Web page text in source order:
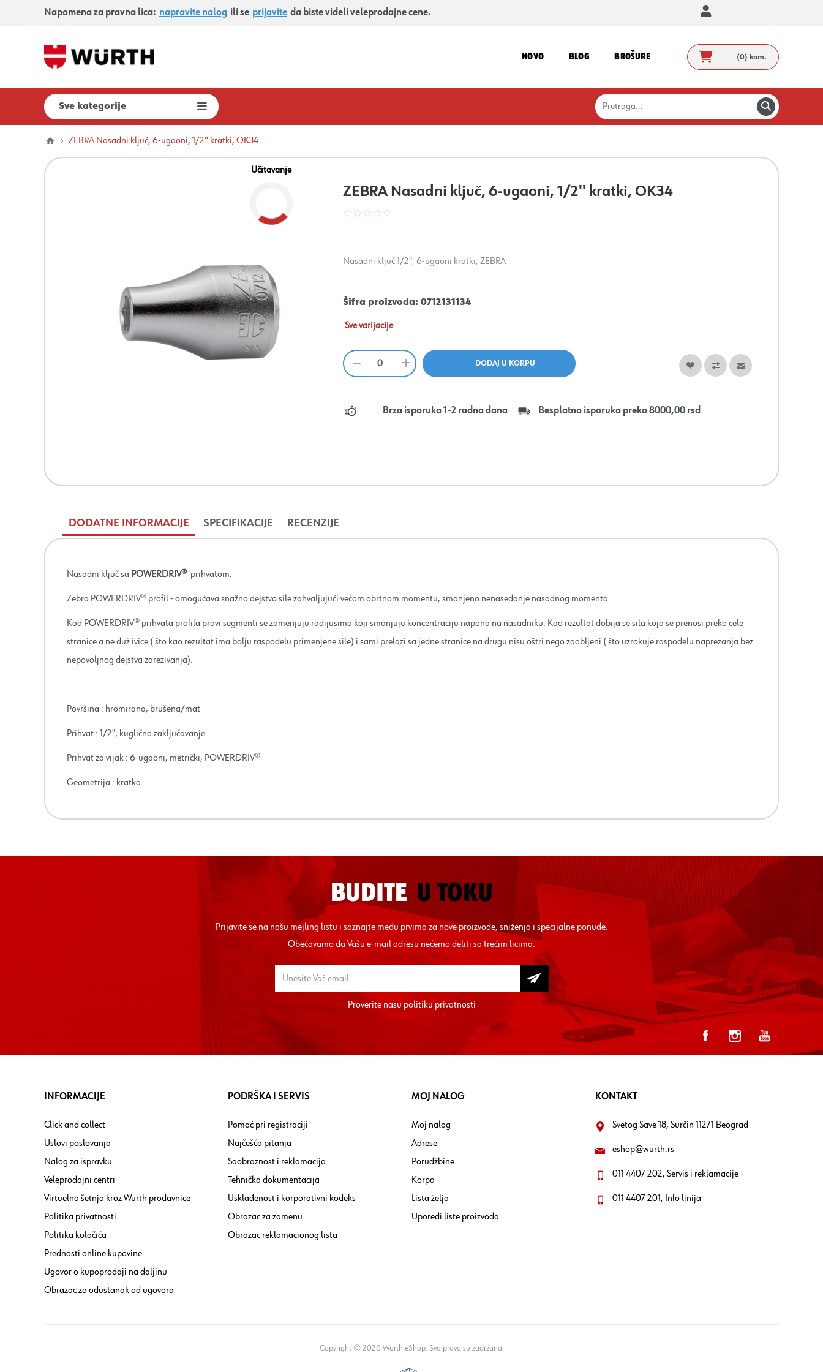
Napomena za pravna lica: napravite nalog ili se prijavite da biste videli veleprodajne cene.
NOVO BLOG BROŠURE (0) kom.
Sve kategorije
ZEBRA Nasadni ključ, 6-ugaoni, 1/2'' kratki, OK34
Učitavanje
ZEBRA Nasadni ključ, 6-ugaoni, 1/2'' kratki, OK34
Nasadni ključ 1/2", 6-ugaoni kratki, ZEBRA
Šifra proizvoda: 0712131134
Sve varijacije
Brza isporuka 1-2 radna dana Besplatna isporuka preko 8000,00 rsd
DODATNE INFORMACIJE SPECIFIKACIJE RECENZIJE
Nasadni ključ sa POWERDRIV® prihvatom.
Zebra POWERDRIV® profil - omogućava snažno dejstvo sile zahvaljujući većom obrtnom momentu, smanjeno nenasedanje nasadnog momenta.
Kod POWERDRIV® prihvata profila pravi segmenti se zamenjuju radijusima koji smanjuju koncentraciju napona na nasadniku. Kao rezultat dobija se sila koja se prenosi preko cele
stranice a ne duž ivice ( što kao rezultat ima bolju raspodelu primenjene sile) i sami prelazi sa jedne stranice na drugu nisu oštri nego zaobljeni ( što uzrokuje raspodelu naprezanja bez
nepovoljnog dejstva zarezivanja).
Površina : hromirana, brušena/mat
Prihvat : 1/2", kuglično zaključavanje
Prihvat za vijak : 6-ugaoni, metrički, POWERDRIV®
Geometrija : kratka
BUDITE U TOKU
Prijavite se na našu mejling listu i saznajte među prvima za nove proizvode, sniženja i specijalne ponude.
Obećavamo da Vašu e-mail adresu nećemo deliti sa trećim licima.
Proverite nasupolitiku privatnosti
INFORMACIJE
Click and collect
Uslovi poslovanja
Nalog za ispravku
Veleprodajni centri
Virtuelna šetnja kroz Wurth prodavnice
Politika privatnosti
Politika kolačića
Prednosti online kupovine
Ugovor o kupoprodaji na daljinu
Obrazac za odustanak od ugovora
PODRŠKA I SERVIS
Pomoć pri registraciji
Najčešća pitanja
Saobraznost i reklamacija
Tehnička dokumentacija
Usklađenost i korporativni kodeks
Obrazac za zamenu
Obrazac reklamacionog lista
MOJ NALOG
Moj nalog
Adrese
Porudžbine
Korpa
Lista želja
Uporedi liste proizvoda
KONTAKT
Svetog Save 18, Surčin 11271 Beograd
eshop@wurth.rs
011 4407 202, Servis i reklamacije
011 4407 201, Info linija
Copyright © 2026 Wurth eShop. Sva prava su zadržana.